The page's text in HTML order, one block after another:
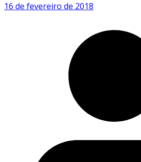
16 de fevereiro de 2018